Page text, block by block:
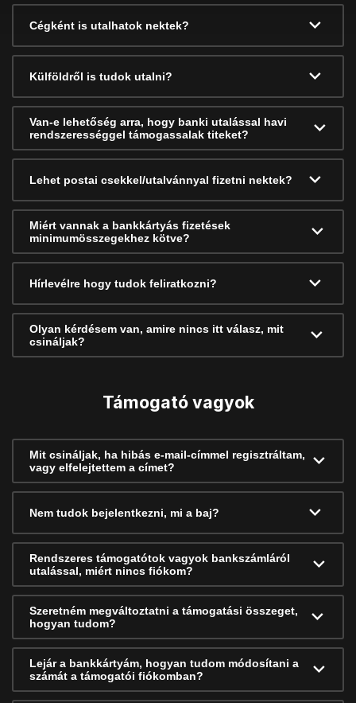
Cégként is utalhatok nektek?
Külföldről is tudok utalni?
Van-e lehetőség arra, hogy banki utalással havi
rendszerességgel támogassalak titeket?
Lehet postai csekkel/utalvánnyal fizetni nektek?
Miért vannak a bankkártyás fizetések
minimumösszegekhez kötve?
Hírlevélre hogy tudok feliratkozni?
Olyan kérdésem van, amire nincs itt válasz, mit
csináljak?
Támogató vagyok
Mit csináljak, ha hibás e-mail-címmel regisztráltam,
vagy elfelejtettem a címet?
Nem tudok bejelentkezni, mi a baj?
Rendszeres támogatótok vagyok bankszámláról
utalással, miért nincs fiókom?
Szeretném megváltoztatni a támogatási összeget,
hogyan tudom?
Lejár a bankkártyám, hogyan tudom módosítani a
számát a támogatói fiókomban?